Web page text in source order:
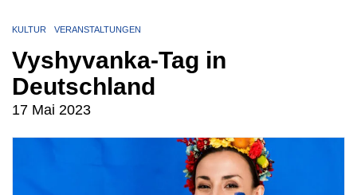
KULTUR VERANSTALTUNGEN
Vyshyvanka-Tag in
Deutschland
17 Mai 2023